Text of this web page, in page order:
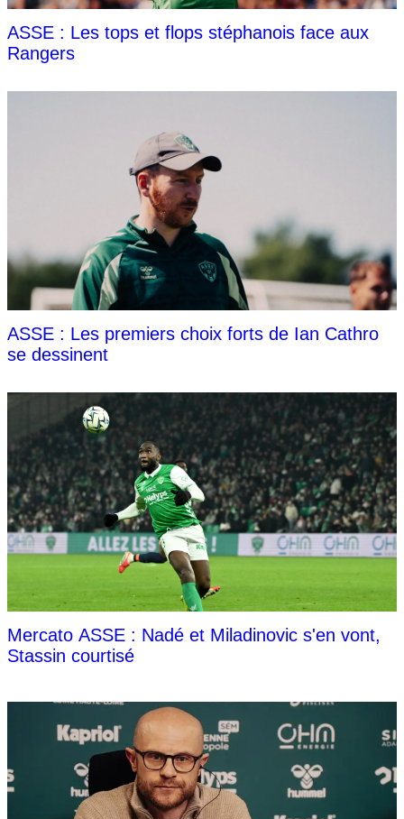
ASSE : Les tops et flops stéphanois face aux
Rangers
ASSE : Les premiers choix forts de Ian Cathro
se dessinent
Mercato ASSE : Nadé et Miladinovic s'en vont,
Stassin courtisé